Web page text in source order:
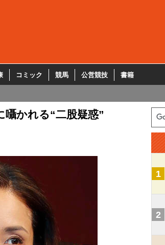
コミック 競馬 公営競技 書籍
囁かれる“二股疑惑”
1
2